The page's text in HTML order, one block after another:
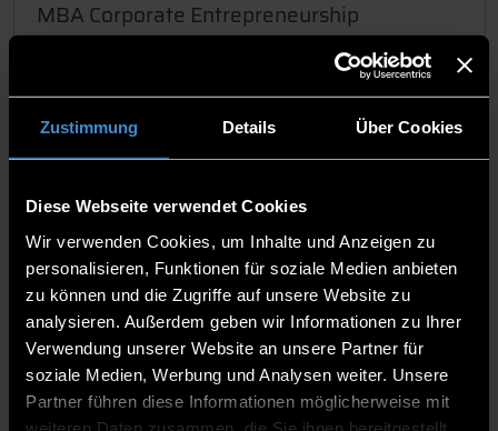
Zustimmung Details Über Cookies
Diese Webseite verwendet Cookies
Wir verwenden Cookies, um Inhalte und Anzeigen zu
personalisieren, Funktionen für soziale Medien anbieten
zu können und die Zugriffe auf unsere Website zu
analysieren. Außerdem geben wir Informationen zu Ihrer
Verwendung unserer Website an unsere Partner für
soziale Medien, Werbung und Analysen weiter. Unsere
Partner führen diese Informationen möglicherweise mit
MBA Corporate Entrepreneurship
DE
MBA Defence und Security